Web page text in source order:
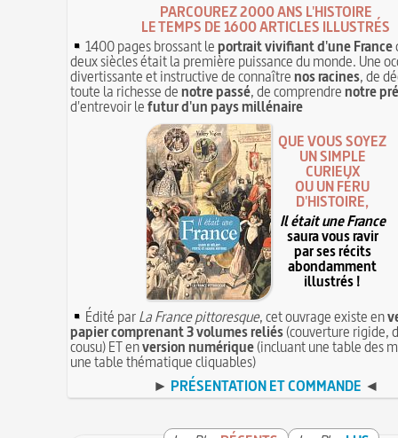
PARCOUREZ 2000 ANS L'HISTOIRE
LE TEMPS DE 1600 ARTICLES ILLUSTRÉS
1400 pages brossant leportrait vivifiant d'une France
deux siècles était la première puissance du monde. Une
divertissante et instructive de connaîtrenos racines, de
toute la richesse denotre passé, de comprendrenotre
d'entrevoir lefutur d'un pays millénaire
QUE VOUS SOYEZ
UN SIMPLE
CURIEUX
OU UN FÉRU
D'HISTOIRE,
Il était une France
saura vous ravir
par ses récits
abondamment
illustrés !
Édité parLa France pittoresque, cet ouvrage existe en
papier comprenant 3 volumes reliés(couverture rigide,
cousu) ET enversion numérique(incluant une table des
une table thématique cliquables)
► PRÉSENTATION ET COMMANDE ◄